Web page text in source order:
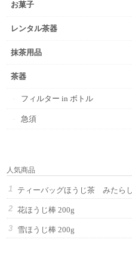
お菓子
レンタル茶器
抹茶用品
茶器
フィルター in ボトル
急須
人気商品
ティーバッグほうじ茶 みたら
花ほうじ棒 200g
雪ほうじ棒 200g